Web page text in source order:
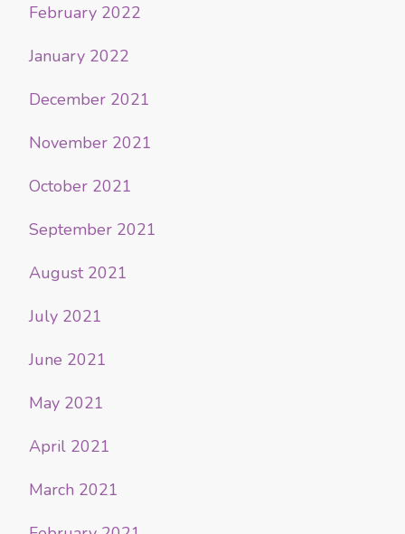
February 2022
January 2022
December 2021
November 2021
October 2021
September 2021
August 2021
July 2021
June 2021
May 2021
April 2021
March 2021